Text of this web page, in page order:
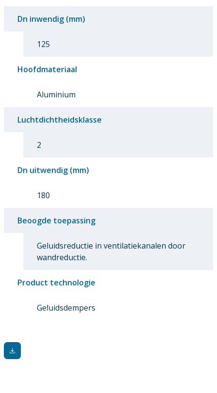
Dn inwendig (mm)
125
Hoofdmateriaal
Aluminium
Luchtdichtheidsklasse
2
Dn uitwendig (mm)
180
Beoogde toepassing
Geluidsreductie in ventilatiekanalen door
wandreductie.
Product technologie
Geluidsdempers